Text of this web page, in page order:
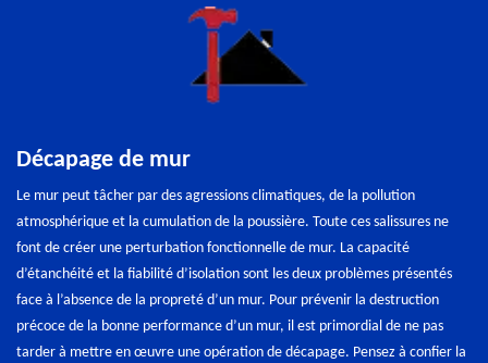
Décapage de mur
Le mur peut tâcher par des agressions climatiques, de la pollution
atmosphérique et la cumulation de la poussière. Toute ces salissures ne
font de créer une perturbation fonctionnelle de mur. La capacité
d’étanchéité et la fiabilité d’isolation sont les deux problèmes présentés
face à l’absence de la propreté d’un mur. Pour prévenir la destruction
précoce de la bonne performance d’un mur, il est primordial de ne pas
tarder à mettre en œuvre une opération de décapage. Pensez à confier la